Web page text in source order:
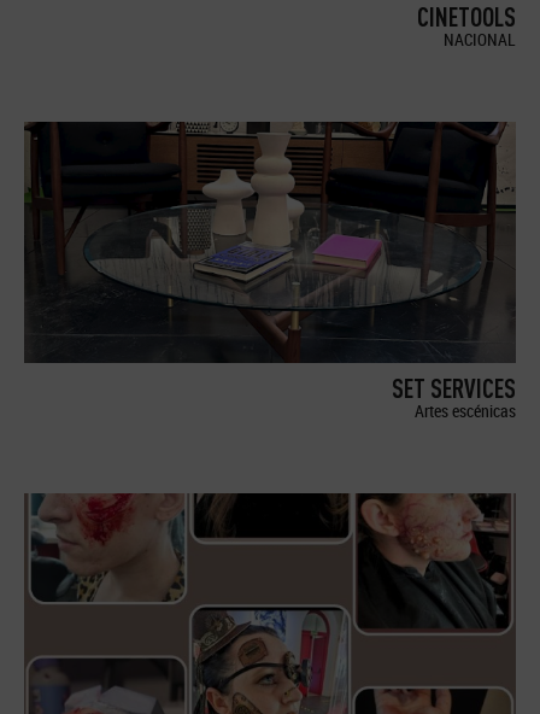
CINETOOLS
NACIONAL
SET SERVICES
Artes escénicas